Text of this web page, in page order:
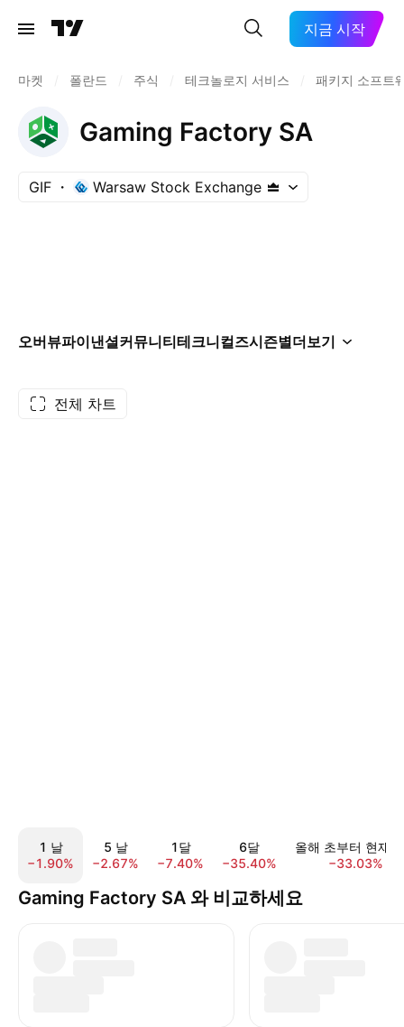
지금 시작
마켓 폴란드 주식 테크놀로지 서비스 패키지 소프트
Gaming Factory SA
GIF Warsaw Stock Exchange
오버뷰파이낸셜커뮤니티테크니컬즈시즌별더보기
전체 차트
1 날
−1.90%
5 날
−2.67%
1달
−7.40%
6달
−35.40%
올해 초부터 현재
−33.03%
Gaming Factory SA 와 비교하세요